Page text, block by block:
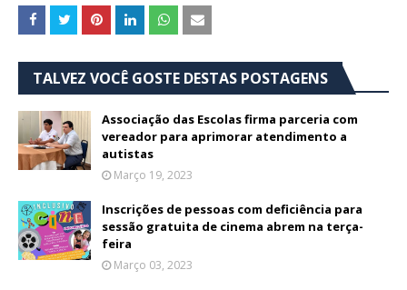
TALVEZ VOCÊ GOSTE DESTAS POSTAGENS
Associação das Escolas firma parceria com
vereador para aprimorar atendimento a
autistas
Março 19, 2023
Inscrições de pessoas com deficiência para
sessão gratuita de cinema abrem na terça-
feira
Março 03, 2023